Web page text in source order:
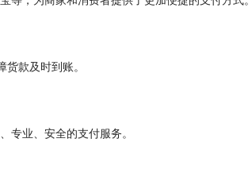
款及时到账。
专业、安全的支付服务。